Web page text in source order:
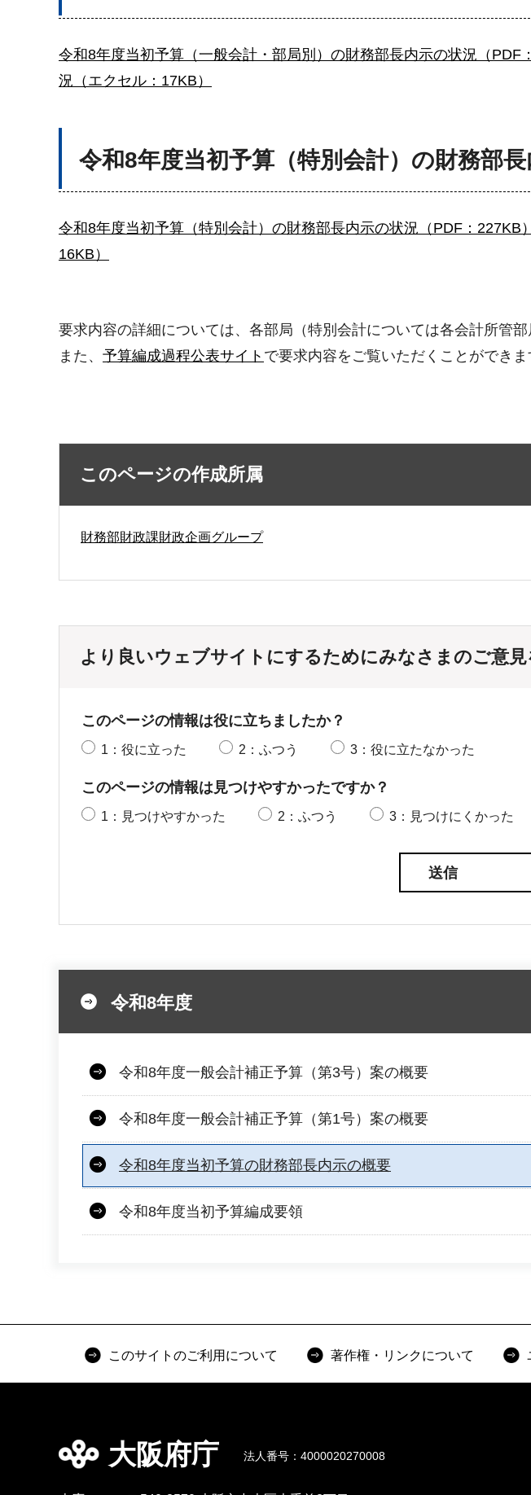
令和8年度当初予算（一般会計・部局別）の財務部長内示の状況（PDF
況（エクセル：17KB）
令和8年度当初予算（特別会計）の財務部
令和8年度当初予算（特別会計）の財務部長内示の状況（PDF：227KB）
16KB）
要求内容の詳細については、各部局（特別会計については各会計所管部
また、 予算編成過程公表サイト で要求内容をご覧いただくことができま
このページの作成所属
財務部財政課財政企画グループ
より良いウェブサイトにするためにみなさまのご意
このページの情報は役に立ちましたか？
1：役に立った 2：ふつう 3：役に立たなかった
このページの情報は見つけやすかったですか？
1：見つけやすかった 2：ふつう 3：見つけにくかった
令和8年度
令和8年度一般会計補正予算（第3号）案の概要
令和8年度一般会計補正予算（第1号）案の概要
令和8年度当初予算の財務部長内示の概要
令和8年度当初予算編成要領
このサイトのご利用について 著作権・リンクについて
大阪府庁 法人番号：4000020270008